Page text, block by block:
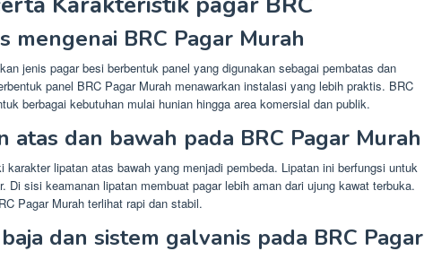
mengenai BRC Pagar Murah
jenis pagar besi berbentuk panel yang digunakan sebagai pembatas dan
panel BRC Pagar Murah menawarkan instalasi yang lebih praktis. BRC
berbagai kebutuhan mulai hunian hingga area komersial dan publik.
atas dan bawah pada BRC Pagar Murah
karakter lipatan atas bawah yang menjadi pembeda. Lipatan ini berfungsi untuk
Di sisi keamanan lipatan membuat pagar lebih aman dari ujung kawat terbuka.
Pagar Murah terlihat rapi dan stabil.
dan sistem galvanis pada BRC Pagar